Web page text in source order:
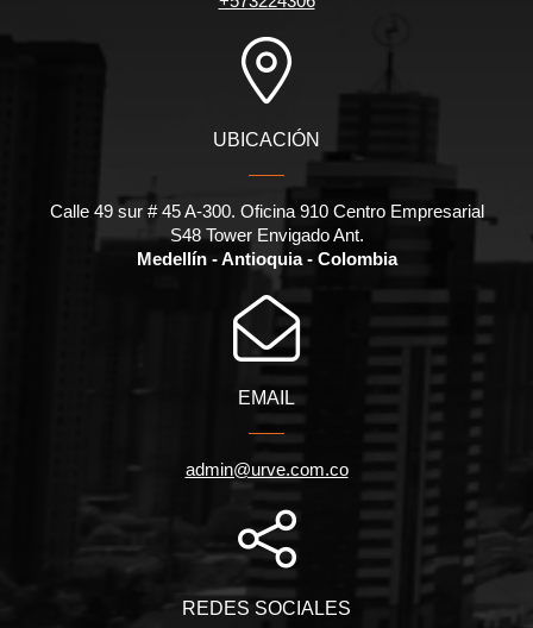
UBICACIÓN
Calle 49 sur # 45 A-300. Oficina 910 Centro Empresarial
S48 Tower Envigado Ant.
Medellín - Antioquia - Colombia
EMAIL
admin@urve.com.co
REDES SOCIALES